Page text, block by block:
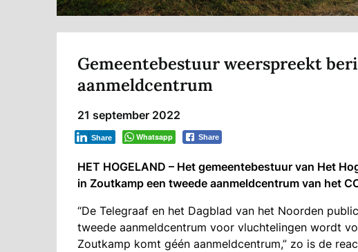
Gemeentebestuur weerspreekt
aanmeldcentrum
21 september 2022
Whatsapp Share
Share
HET HOGELAND – Het gemeentebestuur van Het
in Zoutkamp een tweede aanmeldcentrum van het
“De Telegraaf en het Dagblad van het Noorden
tweede aanmeldcentrum voor vluchtelingen wordt
Zoutkamp komt géén aanmeldcentrum,” zo is de